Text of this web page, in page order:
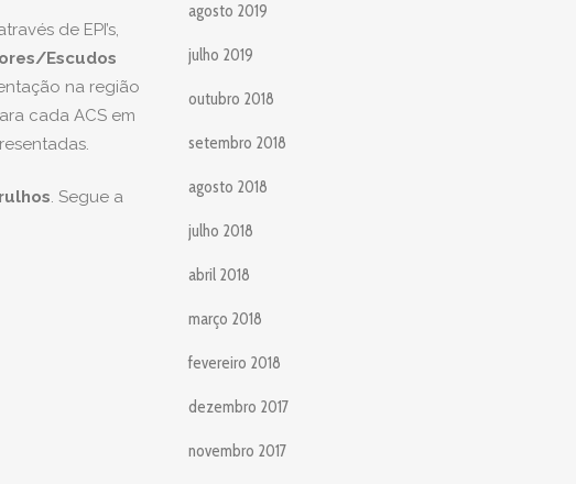
de EPI’s,
Escudos
na região
cada ACS em
. Segue a
agosto 2019
julho 2019
outubro 2018
setembro 2018
agosto 2018
julho 2018
abril 2018
março 2018
fevereiro 2018
dezembro 2017
novembro 2017